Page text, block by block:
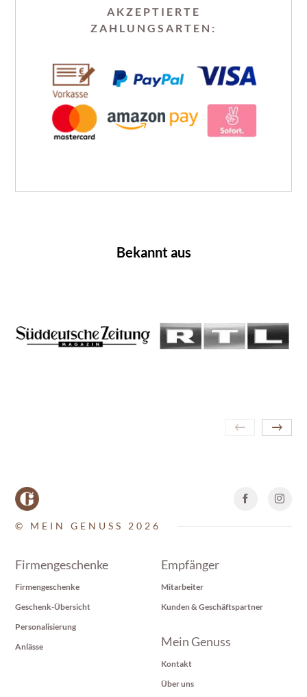
AKZEPTIERTE
ZAHLUNGSARTEN:
Bekannt aus
© MEIN GENUSS 2026
Firmengeschenke
Firmengeschenke
Geschenk-Übersicht
Personalisierung
Anlässe
Empfänger
Mitarbeiter
Kunden & Geschäftspartner
Mein Genuss
Kontakt
Über uns